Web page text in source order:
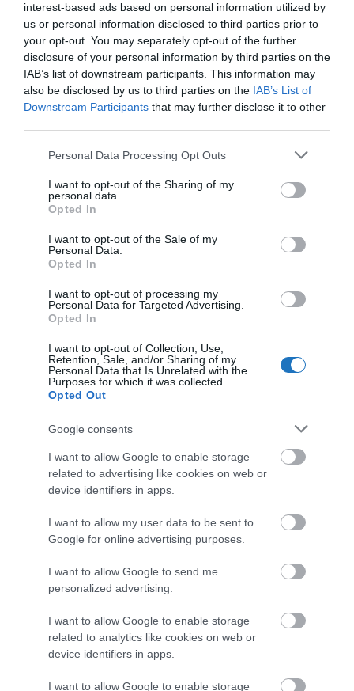
interest-based ads based on personal information utilized by
us or personal information disclosed to third parties prior to
your opt-out. You may separately opt-out of the further
disclosure of your personal information by third parties on the
IAB’s list of downstream participants. This information may
also be disclosed by us to third parties on the IAB’s List of
Downstream Participants that may further disclose it to other
Please note that this website/app uses one or more Google
not limited to your visit or usage behaviour. You may click to
grant or deny consent to Google and its third-party tags to
use your data for below specified purposes in below Google
consent section.
Personal Data Processing Opt Outs
I want to opt-out of the Sharing of my
personal data.
Opted In
I want to opt-out of the Sale of my
Personal Data.
Opted In
I want to opt-out of processing my
Personal Data for Targeted Advertising.
Opted In
I want to opt-out of Collection, Use,
Retention, Sale, and/or Sharing of my
Personal Data that Is Unrelated with the
Purposes for which it was collected.
Opted Out
Google consents
I want to allow Google to enable storage
related to advertising like cookies on web or
device identifiers in apps.
I want to allow my user data to be sent to
Google for online advertising purposes.
I want to allow Google to send me
personalized advertising.
I want to allow Google to enable storage
related to analytics like cookies on web or
device identifiers in apps.
I want to allow Google to enable storage
A Budapesttől alig egy órányira fekvő Dömsöd
strandja sokak számára eddig is kedvelt úti cél volt,
főként a meleg nyári hónapokban. Most azonban új
korszak kezdődik a település és a strand életében,
hiszen nagyszabású fejlesztésre írt ki pályázatot a
község önkormányzata – értesült róla
Spabook.net.
OLVASS TOVÁBB
ÚJJÁSZÜLETIK A FELSŐPETÉNYI ALMÁSY-
KASTÉLY, KIÍRTÁK A PÁLYÁZATOT
Nagyszabású fejlesztés veheti kezdetét Nógrád
megyében: a felsőpetényi Almásy-kastély teljes
átalakuláson eshet át, hogy modern, élményekben